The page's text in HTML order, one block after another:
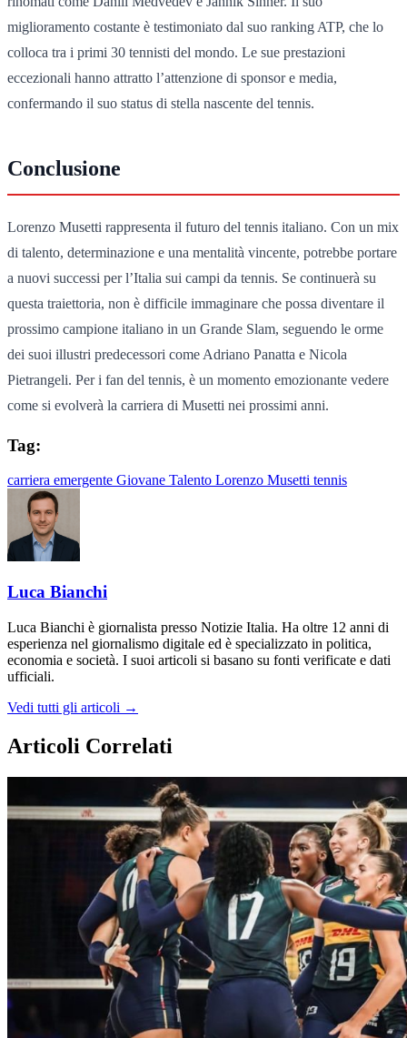
miglioramento costante è testimoniato dal suo ranking ATP, che lo
colloca tra i primi 30 tennisti del mondo. Le sue prestazioni
eccezionali hanno attratto l’attenzione di sponsor e media,
confermando il suo status di stella nascente del tennis.
Conclusione
Lorenzo Musetti rappresenta il futuro del tennis italiano. Con un mix
di talento, determinazione e una mentalità vincente, potrebbe portare
a nuovi successi per l’Italia sui campi da tennis. Se continuerà su
questa traiettoria, non è difficile immaginare che possa diventare il
prossimo campione italiano in un Grande Slam, seguendo le orme
dei suoi illustri predecessori come Adriano Panatta e Nicola
Pietrangeli. Per i fan del tennis, è un momento emozionante vedere
come si evolverà la carriera di Musetti nei prossimi anni.
Tag:
carriera emergente Giovane Talento Lorenzo Musetti tennis
Luca Bianchi
Luca Bianchi è giornalista presso Notizie Italia. Ha oltre 12 anni di
esperienza nel giornalismo digitale ed è specializzato in politica,
economia e società. I suoi articoli si basano su fonti verificate e dati
ufficiali.
Vedi tutti gli articoli →
Articoli Correlati